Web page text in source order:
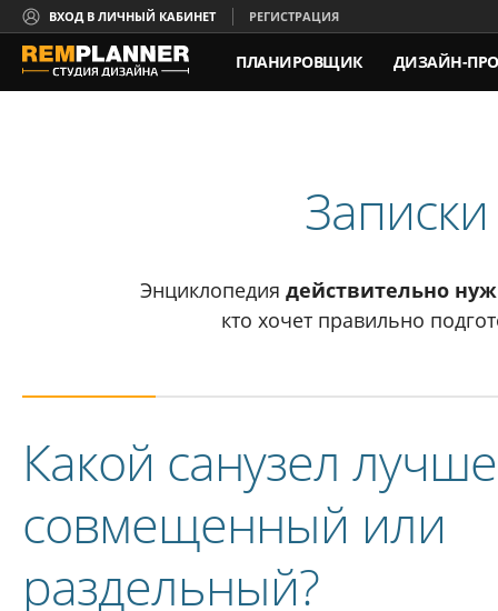
ВХОД В ЛИЧНЫЙ КАБИНЕТ РЕГИСТРАЦИЯ
ПЛАНИРОВЩИК ДИЗАЙН-
Энциклопедия действительно
кто хочет правильно
Какой санузел
совмещенный или
раздельный?